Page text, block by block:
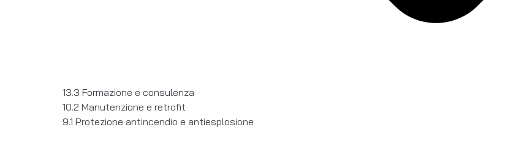
13.3 Formazione e consulenza
10.2 Manutenzione e retrofit
9.1 Protezione antincendio e antiesplosione